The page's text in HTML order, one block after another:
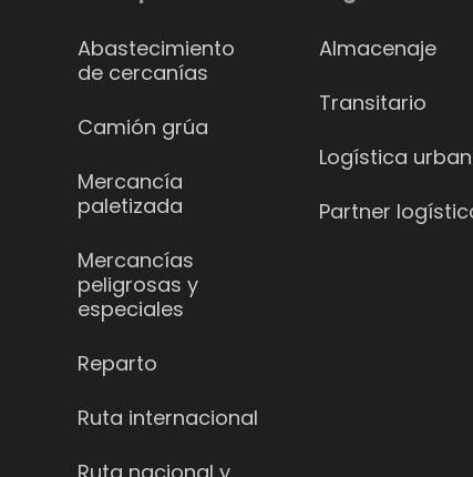
Abastecimiento
de cercanías
Camión grúa
Mercancía
paletizada
Mercancías
peligrosas y
especiales
Reparto
Ruta internacional
Almacenaje
Transitario
Logística
Partner